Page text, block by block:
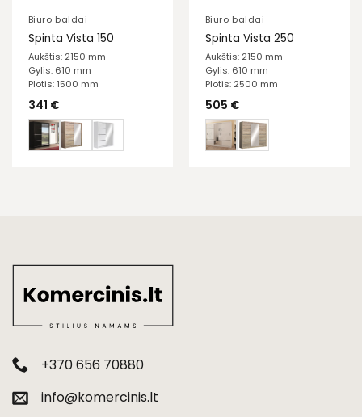
Biuro baldai
Spinta Vista 150
Aukštis: 2150 mm
Gylis: 610 mm
Plotis: 1500 mm
341 €
Biuro baldai
Spinta Vista 250
Aukštis: 2150 mm
Gylis: 610 mm
Plotis: 2500 mm
505 €
+370 656 70880
info@komercinis.lt